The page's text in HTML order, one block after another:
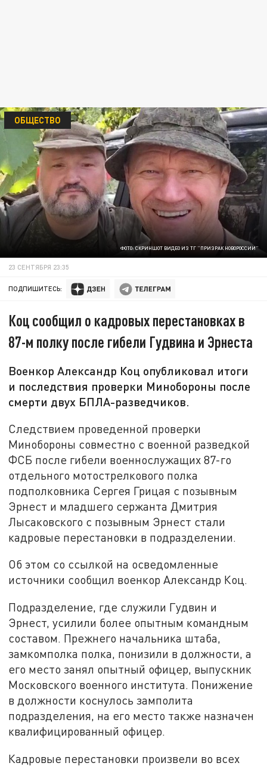
ФОТО: СКРИНШОТ ВИДЕО ИЗ ТГ "ПРИЗРАК НОВОРОССИИ"
ОБЩЕСТВО
23 СЕНТЯБРЯ 23:35
ПОДПИШИТЕСЬ:
Коц сообщил о кадровых перестановках в
87-м полку после гибели Гудвина и Эрнеста
Военкор Александр Коц опубликовал итоги
и последствия проверки Минобороны после
смерти двух БПЛА-разведчиков.
Следствием проведенной проверки
Минобороны совместно с военной разведкой
ФСБ после гибели военнослужащих 87-го
отдельного мотострелкового полка
подполковника Сергея Грицая с позывным
Эрнест и младшего сержанта Дмитрия
Лысаковского с позывным Эрнест стали
кадровые перестановки в подразделении.
Об этом со ссылкой на осведомленные
источники сообщил военкор Александр Коц.
Подразделение, где служили Гудвин и
Эрнест, усилили более опытным командным
составом. Прежнего начальника штаба,
замкомполка полка, понизили в должности, а
его место занял опытный офицер, выпускник
Московского военного института. Понижение
в должности коснулось замполита
подразделения, на его место также назначен
квалифицированный офицер.
Кадровые перестановки произвели во всех